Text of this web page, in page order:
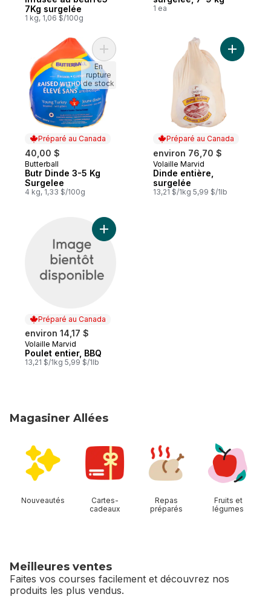
7Kg surgelée
1 kg, 1,06 $/100g
1 ea
Préparé au Canada
40,00 $
Préparé au Canada
Butterball
Butr Dinde 3-5 Kg
Surgelee
4 kg, 1,33 $/100g
Ajouter Butr Dinde 3-5 Kg Surgelee au
En
rupture
de stock
Préparé au Canada
environ 76,70 $
Préparé au Canada
Volaille Marvid
Dinde entière,
surgelée
13,21 $/1kg 5,99 $/1lb
Ajouter
Préparé au Canada
environ 14,17 $
Préparé au Canada
Volaille Marvid
Poulet entier, BBQ
13,21 $/1kg 5,99 $/1lb
Ajouter Poulet entier, BBQ au panier
Magasiner Allées
Nouveautés
Cartes-
cadeaux
Repas
préparés
Fruits et
légumes
Meilleures ventes
Faites vos courses facilement et découvrez nos
produits les plus vendus.